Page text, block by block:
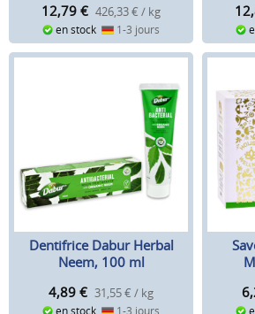
12,79 € 426,33 € / kg
en stock 1-3 jours
Dentifrice Dabur Herbal
Neem, 100 ml
4,89 € 31,55 € / kg